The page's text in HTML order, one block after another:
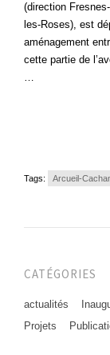
(direction
les-Roses), est
aménagement
cette partie de
…
Tags: Arcueil-
CATÉGORIES
actualités
Projets